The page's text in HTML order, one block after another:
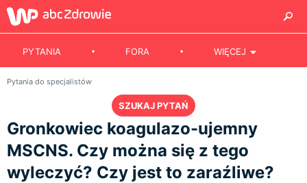
PYTANIA FORA WIĘCEJ
Pytania do specjalistów
SZUKAJ PYTAŃ
Gronkowiec koagulazo-ujemny
MSCNS. Czy można się z tego
wyleczyć? Czy jest to zaraźliwe?